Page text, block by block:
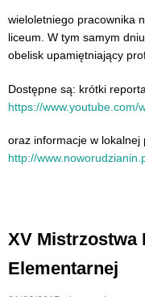
wieloletniego pracownika
liceum. W tym samym
obelisk upamiętniający
Dostępne są: krótki
https://www.youtube.com/
oraz informacje w lokalnej
http://
XV Mistrzostwa
Elementarnej